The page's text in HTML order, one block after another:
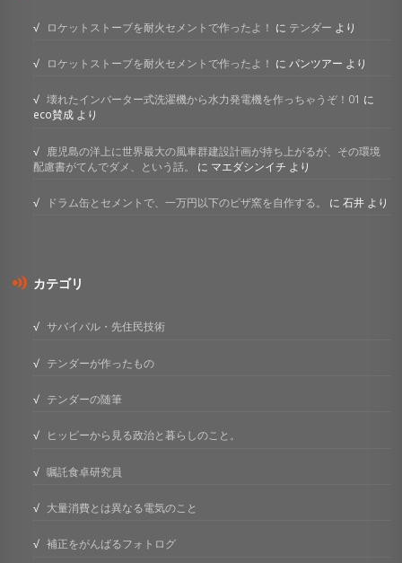
ロケットストーブを耐火セメントで作ったよ！ に テンダー より
ロケットストーブを耐火セメントで作ったよ！ に パンツアー より
壊れたインバーター式洗濯機から水力発電機を作っちゃうぞ！01 に
eco賛成 より
鹿児島の洋上に世界最大の風車群建設計画が持ち上がるが、その環境
配慮書がてんでダメ、という話。
に マエダシンイチ より
ドラム缶とセメントで、一万円以下のピザ窯を自作する。 に石井 より
カテゴリ
サバイバル・先住民技術
テンダーが作ったもの
テンダーの随筆
ヒッピーから見る政治と暮らしのこと。
嘱託食卓研究員
大量消費とは異なる電気のこと
補正をがんばるフォトログ